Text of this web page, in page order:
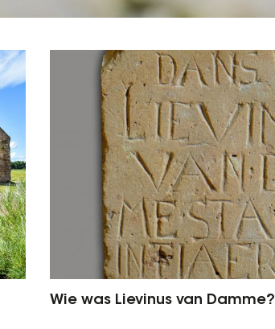
Wie was Lievinus van Damme?